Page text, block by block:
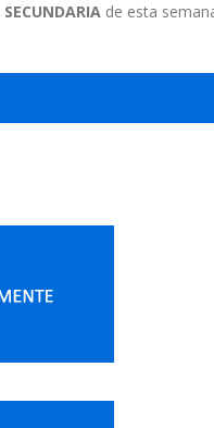
SECUNDARIA de esta